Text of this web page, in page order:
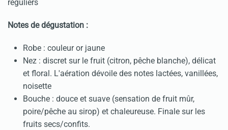
réguliers
Notes de dégustation :
Robe : couleur or jaune
Nez : discret sur le fruit (citron, pêche blanche), délicat
et floral. L'aération dévoile des notes lactées, vanillées,
noisette
Bouche : douce et suave (sensation de fruit mûr,
poire/pêche au sirop) et chaleureuse. Finale sur les
fruits secs/confits.